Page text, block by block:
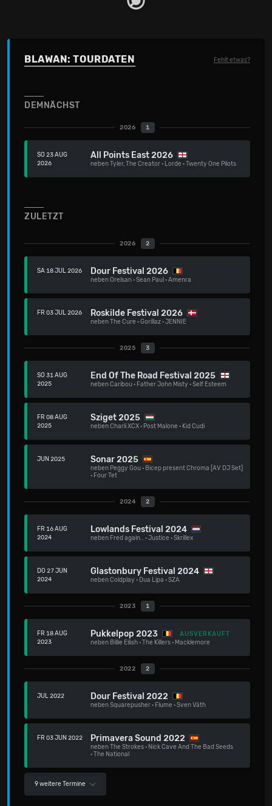
BLAWAN: TOURDATEN Fehlt etwas?
DEMNÄCHST
2026 1
SO 23 AUG
2026
All Points East 2026
nebenTyler, The Creator· Lorde ·Twenty One Pilots
ZULETZT
2026 2
SA 18 JUL 2026 Dour Festival 2026
nebenOrelsan·Sean Paul ·Amenra
FR 03 JUL 2026 Roskilde Festival 2026
nebenThe Cure ·Gorillaz·JENNIE
2025 3
SO 31 AUG
2025
End Of The Road Festival 2025
nebenCaribou· Father John Misty ·Self Esteem
FR 08 AUG
2025
Sziget 2025
nebenCharli XCX· Post Malone · Kid Cudi
JUN 2025 Sonar 2025
neben Peggy Gou· Bicep present Chroma [AV DJ Set]
· Four Tet
2024 2
FR 16 AUG
2024
Lowlands Festival 2024
neben Fred again.. ·Justice ·Skrillex
DO 27 JUN
2024
Glastonbury Festival 2024
nebenColdplay · Dua Lipa ·SZA
2023 1
FR 18 AUG
2023
Pukkelpop 2023
AUSVERKAUFT
neben Billie Eilish·The Killers· Macklemore
2022 2
JUL 2022 Dour Festival 2022
nebenSquarepusher· Flume ·Sven Väth
FR 03 JUN 2022 Primavera Sound 2022
nebenThe Strokes· Nick Cave And The Bad Seeds
·The National
9 weitere Termine